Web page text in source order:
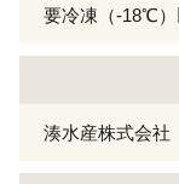
要冷凍（-18℃
湊水産株式会社